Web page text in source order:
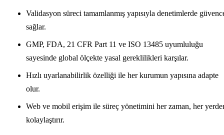
Validasyon süreci tamamlanmış yapısıyla denetimlerde
sağlar.
GMP, FDA, 21 CFR Part 11 ve ISO 13485 uyumluluğu
sayesinde global ölçekte yasal gereklilikleri karşılar.
Hızlı uyarlanabilirlik özelliği ile her kurumun yapısına adapte
olur.
Web ve mobil erişim ile süreç yönetimini her zaman, her
kolaylaştırır.